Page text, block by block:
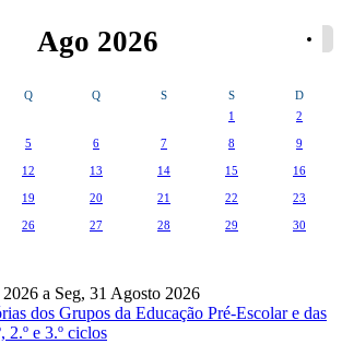
Ago 2026
Q Q S S
D
1
2
5 6 7 8 9
12 13 14 15 16
19 20 21 22 23
26 27 28 29 30
2026 a Seg, 31 Agosto 2026
dos Grupos da Educação Pré-Escolar e das
2.º e 3.º ciclos